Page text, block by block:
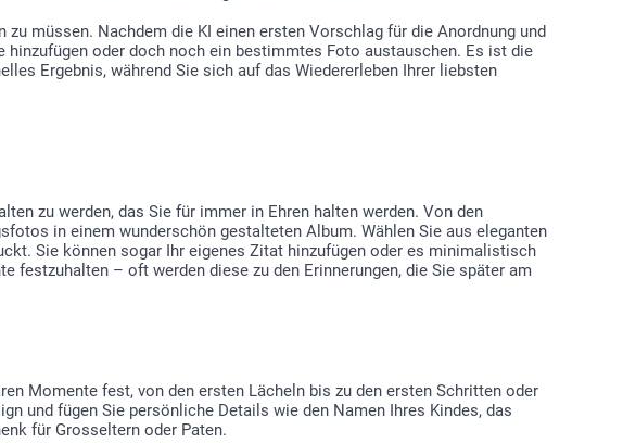
müssen. Nachdem die KI einen ersten Vorschlag für die Anordnung und
oder doch noch ein bestimmtes Foto austauschen. Es ist die
Ergebnis, während Sie sich auf das Wiedererleben Ihrer liebsten
zu werden, das Sie für immer in Ehren halten werden. Von den
in einem wunderschön gestalteten Album. Wählen Sie aus eleganten
Sie können sogar Ihr eigenes Zitat hinzufügen oder es minimalistisch
festzuhalten – oft werden diese zu den Erinnerungen, die Sie später am
Momente fest, von den ersten Lächeln bis zu den ersten Schritten oder
und fügen Sie persönliche Details wie den Namen Ihres Kindes, das
für Grosseltern oder Paten.